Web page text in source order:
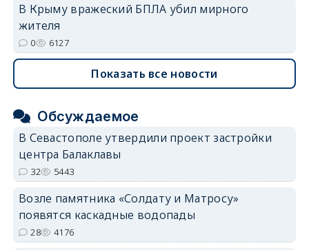
В Крыму вражеский БПЛА убил мирного
жителя
0 6127
Показать все новости
Обсуждаемое
В Севастополе утвердили проект застройки
центра Балаклавы
32 5443
Возле памятника «Солдату и Матросу»
появятся каскадные водопады
28 4176